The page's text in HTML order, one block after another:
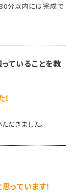
分以内には完成で
ていることを教
だきました。
っています！